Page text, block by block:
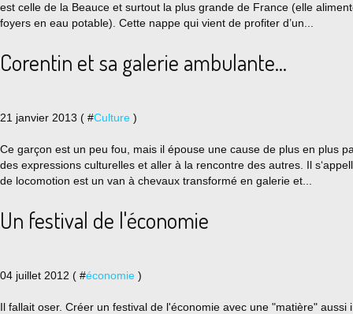
est celle de la Beauce et surtout la plus grande de France (elle
foyers en eau potable). Cette nappe qui vient de profiter d’un...
Corentin et sa galerie ambulante...
21 janvier 2013 ( #Culture )
Ce garçon est un peu fou, mais il épouse une cause de plus en plus
des expressions culturelles et aller à la rencontre des autres. Il
de locomotion est un van à chevaux transformé en galerie et...
Un festival de l'économie
04 juillet 2012 ( #économie )
Il fallait oser. Créer un festival de l'économie avec une "matière" aussi